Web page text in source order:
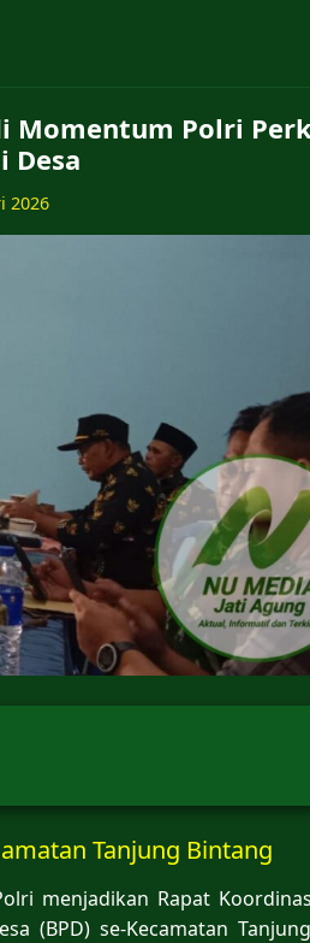
Momentum Polri
Desa
2026
Tanjung Bintang
menjadikan Rapat
(BPD) se-Kecamatan